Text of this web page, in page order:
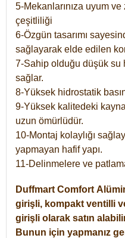
5-Mekanlarınıza uyum
çeşitliliği
6-Özgün tasarımı
sağlayarak elde edilen
7-Sahip olduğu düşük su
sağlar.
8-Yüksek hidrostatik
9-Yüksek kalitedeki
uzun ömürlüdür.
10-Montaj kolaylığı
yapmayan hafif yapı.
11-Delinmelere ve
Duffmart Comfort
girişli, kompakt ventilli
girişli olarak satın
Bunun için yapmanız